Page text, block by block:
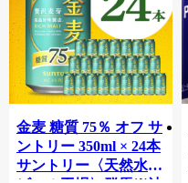
金麦 糖質 75％ オフ サ
ントリー 350ml × 24本
サントリー〈天然水の